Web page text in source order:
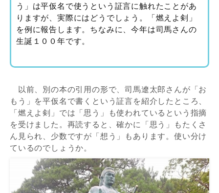
う」は平仮名で使うという証言に触れたことがあ
りますが、実際にはどうでしょう。「燃えよ剣」
を例に報告します。ちなみに、今年は司馬さんの
生誕１００年です。
以前、別の本の引用の形で、司馬遼太郎さんが「お
もう」を平仮名で書くという証言を紹介したところ、
「燃えよ剣」では「思う」も使われているという指摘
を受けました。再読すると、確かに「思う」もたくさ
ん見られ、少数ですが「想う」もあります。使い分け
ているのでしょうか。